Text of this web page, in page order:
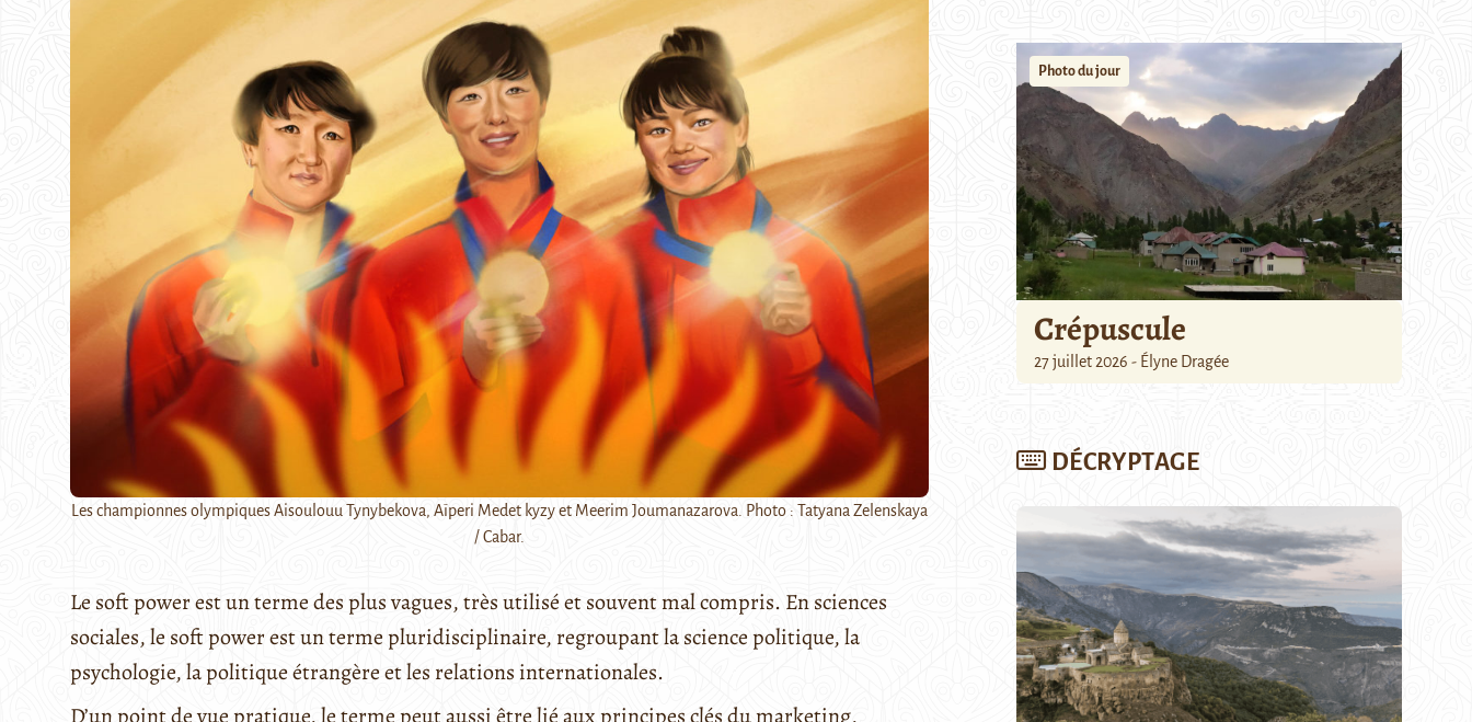
Les championnes olympiques Aisoulouu Tynybekova, Aïperi Medet kyzy et Meerim Joumanazarova. Photo : Tatyana Zelenskaya
/ Cabar.
Le soft power est un terme des plus vagues, très utilisé et souvent mal compris. En sciences
sociales, le soft power est un terme pluridisciplinaire, regroupant la science politique, la
psychologie, la politique étrangère et les relations internationales.
D’un point de vue pratique, le terme peut aussi être lié aux principes clés du marketing,
Photo du jour
Crépuscule
27 juillet 2026 - Élyne Dragée
DÉCRYPTAGE